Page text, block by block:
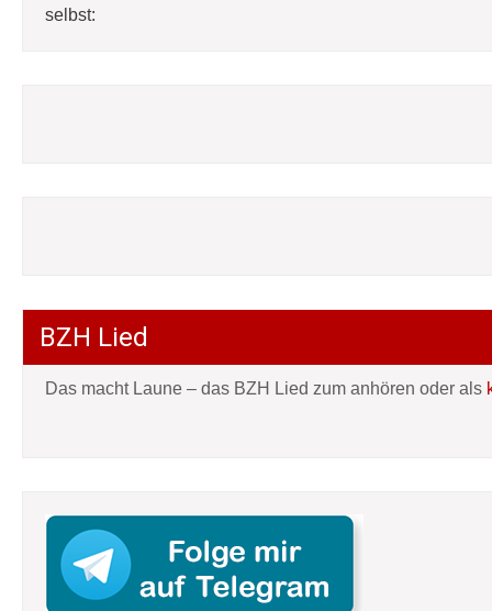
selbst:
BZH Lied
Das macht Laune – das BZH Lied zum anhören oder als